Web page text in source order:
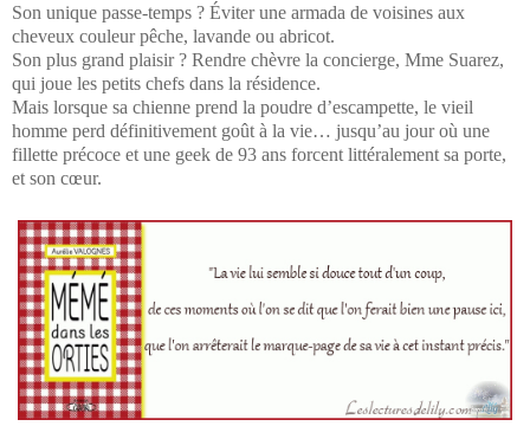
Son unique passe-temps ? Éviter une armada de voisines aux
cheveux couleur pêche, lavande ou abricot.
Son plus grand plaisir ? Rendre chèvre la concierge, Mme Suarez,
qui joue les petits chefs dans la résidence.
Mais lorsque sa chienne prend la poudre d’escampette, le vieil
homme perd définitivement goût à la vie… jusqu’au jour où une
fillette précoce et une geek de 93 ans forcent littéralement sa porte,
et son cœur.